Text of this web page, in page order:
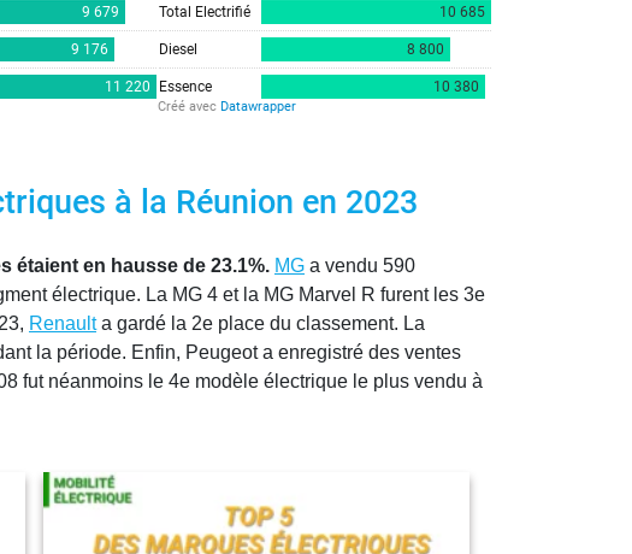
à la Réunion en 2023
étaient en hausse de 23.1%. MG a vendu 590
électrique. La MG 4 et la MG Marvel R furent les 3e
Renaulta gardé la 2e place du classement. La
la période. Enfin, Peugeot a enregistré des ventes
fut néanmoins le 4e modèle électrique le plus vendu à